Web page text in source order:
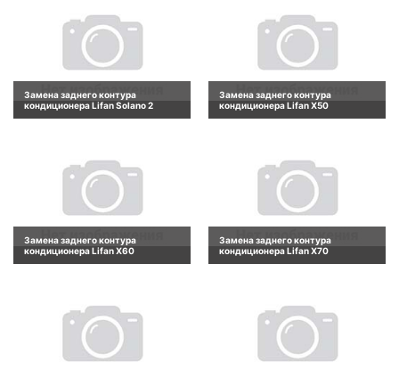
Замена заднего контура
кондиционера Lifan Solano 2
Замена заднего контура
кондиционера Lifan X50
Замена заднего контура
кондиционера Lifan X60
Замена заднего контура
кондиционера Lifan X70